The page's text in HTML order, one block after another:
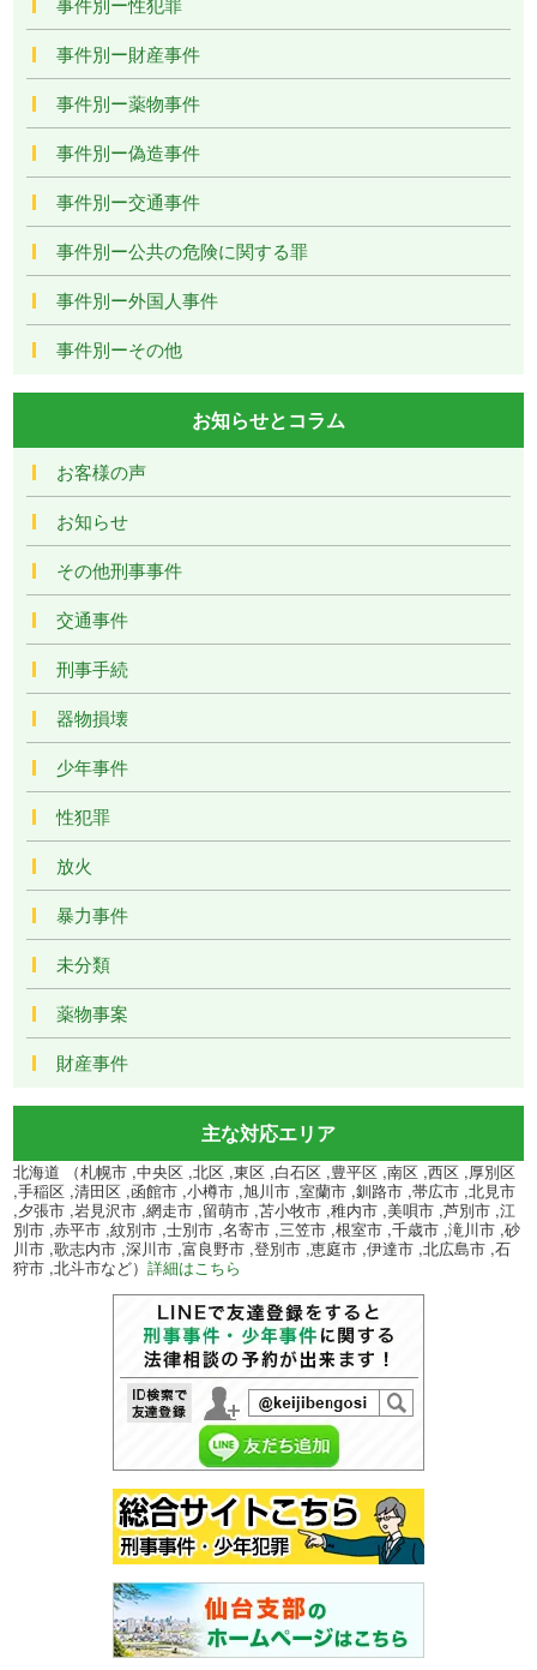
事件別ー財産事件
事件別ー薬物事件
事件別ー偽造事件
事件別ー交通事件
事件別ー公共の危険に関する罪
事件別ー外国人事件
事件別ーその他
お知らせとコラム
お客様の声
お知らせ
その他刑事事件
交通事件
刑事手続
器物損壊
少年事件
性犯罪
放火
暴力事件
未分類
薬物事案
財産事件
主な対応エリア
北海道 （札幌市 ,中央区 ,北区 ,東区 ,白石区 ,豊平区 ,南区 ,西区 ,厚別区
,手稲区 ,清田区 ,函館市 ,小樽市 ,旭川市 ,室蘭市 ,釧路市 ,帯広市 ,北見市
,夕張市 ,岩見沢市 ,網走市 ,留萌市 ,苫小牧市 ,稚内市 ,美唄市 ,芦別市 ,江
別市 ,赤平市 ,紋別市 ,士別市 ,名寄市 ,三笠市 ,根室市 ,千歳市 ,滝川市 ,砂
川市 ,歌志内市 ,深川市 ,富良野市 ,登別市 ,恵庭市 ,伊達市 ,北広島市 ,石
狩市 ,北斗市など）詳細はこちら